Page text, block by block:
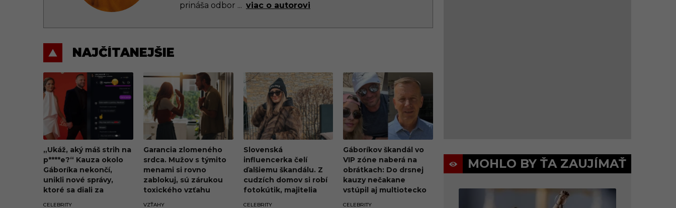
prináša odbor ... viac o autorovi
NAJČÍTANEJŠIE
„Ukáž, aký máš strih na
p****e?“ Kauza okolo
Gáboríka nekončí,
unikli nové správy,
ktoré sa diali za
CELEBRITY
Garancia zlomeného
srdca. Mužov s týmito
menami si rovno
zablokuj, sú zárukou
toxického vzťahu
VZŤAHY
Slovenská
influencerka čelí
ďalšiemu škandálu. Z
cudzích domov si robí
fotokútik, majitelia
CELEBRITY
Gáboríkov škandál vo
VIP zóne naberá na
obrátkach: Do drsnej
kauzy nečakane
vstúpil aj multiotecko
CELEBRITY
MOHLO BY ŤA ZAUJÍMAŤ